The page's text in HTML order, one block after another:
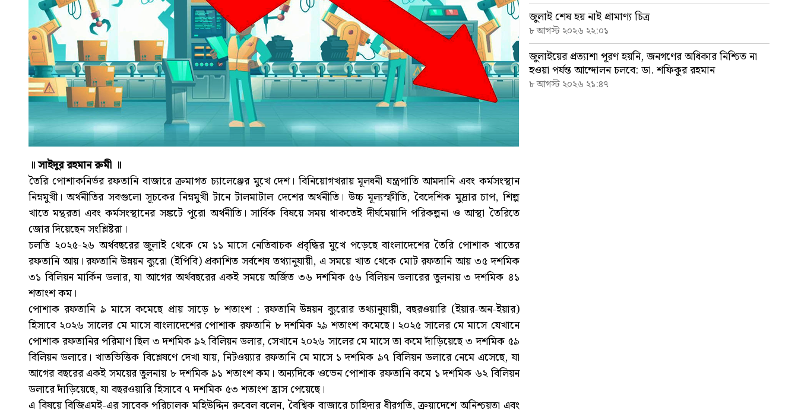
॥ সাইদুর রহমান রুমী ॥
তৈরি পোশাকনির্ভর রফতানি বাজারে ক্রমাগত চ্যালেঞ্জের মুখে দেশ। বিনিয়োগখরায় মূলধনী যন্ত্রপাতি আমদানি এবং কর্মসংস্থান
নিম্নমুখী। অর্থনীতির সবগুলো সূচকের নিম্নমুখী টানে টালমাটাল দেশের অর্থনীতি। উচ্চ মূল্যস্ফীতি, বৈদেশিক মুদ্রার চাপ, শিল্প
খাতে মন্থরতা এবং কর্মসংস্থানের সঙ্কটে পুরো অর্থনীতি। সার্বিক বিষয়ে সময় থাকতেই দীর্ঘমেয়াদি পরিকল্পনা ও আস্থা তৈরিতে
জোর দিয়েছেন সংশ্লিষ্টরা।
চলতি ২০২৫-২৬ অর্থবছরের জুলাই থেকে মে ১১ মাসে নেতিবাচক প্রবৃদ্ধির মুখে পড়েছে বাংলাদেশের তৈরি পোশাক খাতের
রফতানি আয়। রফতানি উন্নয়ন ব্যুরো (ইপিবি) প্রকাশিত সর্বশেষ তথ্যানুযায়ী, এ সময়ে খাত থেকে মোট রফতানি আয় ৩৫ দশমিক
৩১ বিলিয়ন মার্কিন ডলার, যা আগের অর্থবছরের একই সময়ে অর্জিত ৩৬ দশমিক ৫৬ বিলিয়ন ডলারের তুলনায় ৩ দশমিক ৪১
শতাংশ কম।
পোশাক রফতানি ৯ মাসে কমেছে প্রায় সাড়ে ৮ শতাংশ : রফতানি উন্নয়ন ব্যুরোর তথ্যানুযায়ী, বছরওয়ারি (ইয়ার-অন-ইয়ার)
হিসাবে ২০২৬ সালের মে মাসে বাংলাদেশের পোশাক রফতানি ৮ দশমিক ২৯ শতাংশ কমেছে। ২০২৫ সালের মে মাসে যেখানে
পোশাক রফতানির পরিমাণ ছিল ৩ দশমিক ৯২ বিলিয়ন ডলার, সেখানে ২০২৬ সালের মে মাসে তা কমে দাঁড়িয়েছে ৩ দশমিক ৫৯
বিলিয়ন ডলারে। খাতভিত্তিক বিশ্লেষণে দেখা যায়, নিটওয়্যার রফতানি মে মাসে ১ দশমিক ৯৭ বিলিয়ন ডলারে নেমে এসেছে, যা
আগের বছরের একই সময়ের তুলনায় ৮ দশমিক ৯১ শতাংশ কম। অন্যদিকে ওভেন পোশাক রফতানি কমে ১ দশমিক ৬২ বিলিয়ন
ডলারে দাঁড়িয়েছে, যা বছরওয়ারি হিসাবে ৭ দশমিক ৫৩ শতাংশ হ্রাস পেয়েছে।
এ বিষয়ে বিজিএমই-এর সাবেক পরিচালক মহিউদ্দিন রুবেল বলেন, বৈশ্বিক বাজারে চাহিদার ধীরগতি, ক্রয়াদেশে অনিশ্চয়তা এবং
জুলাই শেষ হয় নাই প্রামাণ্য চিত্র
৮ আগস্ট ২০২৬ ২২:০১
জুলাইয়ের প্রত্যাশা পূরণ হয়নি, জনগণের অধিকার নিশ্চিত না
হওয়া পর্যন্ত আন্দোলন চলবে: ডা. শফিকুর রহমান
৮ আগস্ট ২০২৬ ২১:৪৭